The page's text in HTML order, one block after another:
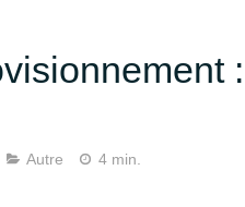
Autre 4 min.